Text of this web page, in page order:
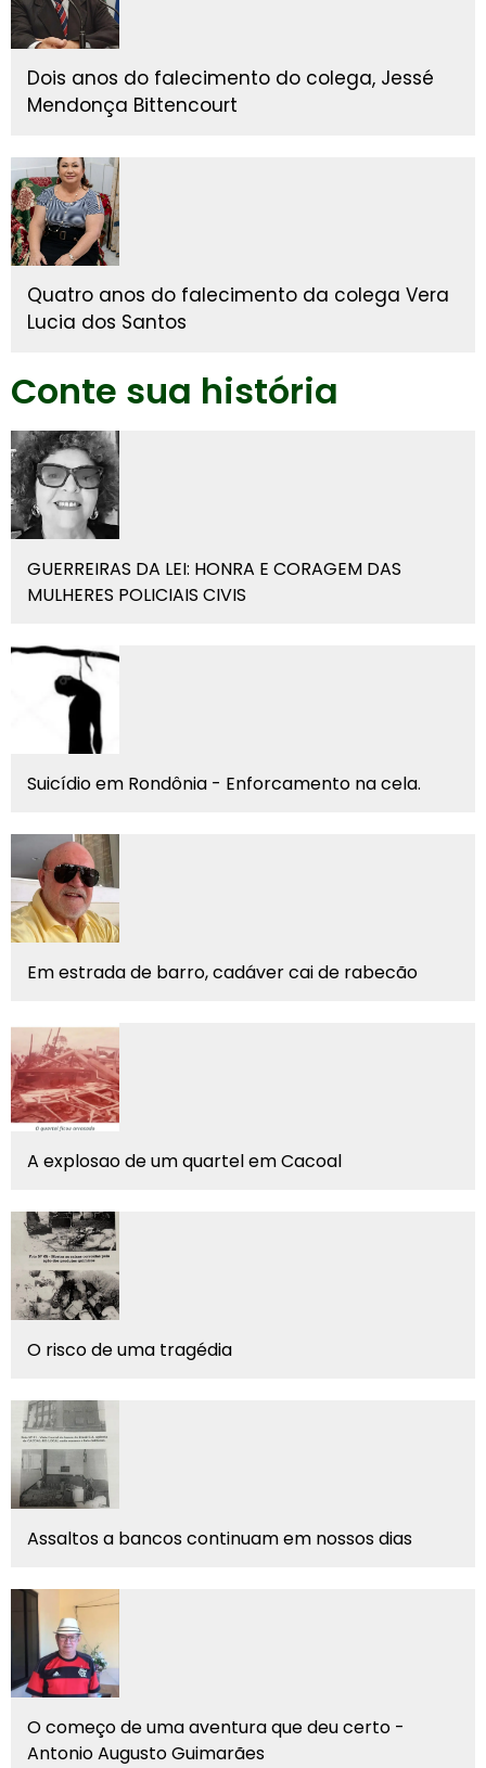
Dois anos do falecimento do colega, Jessé
Mendonça Bittencourt
Quatro anos do falecimento da colega Vera
Lucia dos Santos
Conte sua história
GUERREIRAS DA LEI: HONRA E CORAGEM DAS
MULHERES POLICIAIS CIVIS
Suicídio em Rondônia - Enforcamento na cela.
Em estrada de barro, cadáver cai de rabecão
A explosao de um quartel em Cacoal
O risco de uma tragédia
Assaltos a bancos continuam em nossos dias
O começo de uma aventura que deu certo -
Antonio Augusto Guimarães